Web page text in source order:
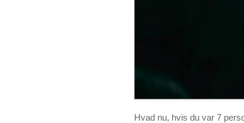
Hvad nu, hvis du var 7